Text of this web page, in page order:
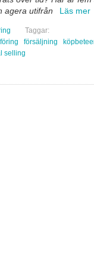
agera utifrån
Läs mer
Taggar:
försäljning
selling